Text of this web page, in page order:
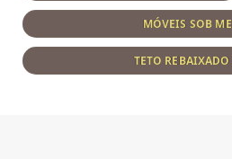
MÓVEIS SOB
TETO REBAIXADO